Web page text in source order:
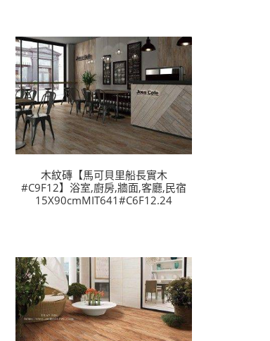
木紋磚【馬可貝里船長實木
#C9F12】浴室,廚房,牆面,客廳,民宿
15X90cmMIT641#C6F12.24